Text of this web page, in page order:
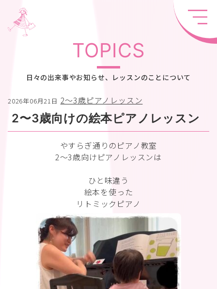
TOPICS
日々の出来事やお知らせ、レッスンのことについて
2026年06月21日 2〜3歳ピアノレッスン
2〜3歳向けの絵本ピアノレッスン
やすらぎ通りのピアノ教室
2〜3歳向けピアノレッスンは
ひと味違う
絵本を使った
リトミックピアノ